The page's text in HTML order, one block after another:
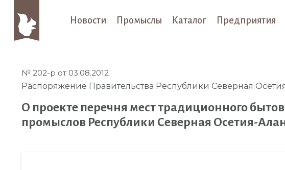
Новости Промыслы Каталог Предприятия
№ 202-р от 03.08.2012
Распоряжение Правительства Республики Северная
О проекте перечня мест традиционного
промыслов Республики Северная Осетия-